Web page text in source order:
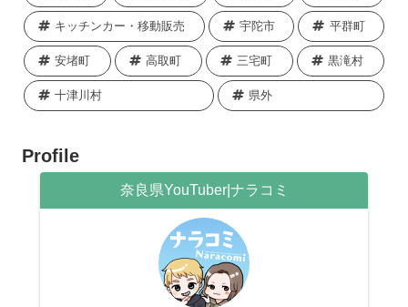
キッチンカー・移動販売 宇陀市 平群町
安堵町 高取町 三宅町 黒滝村
十津川村 県外
Profile
奈良県YouTuber|ナラコミ